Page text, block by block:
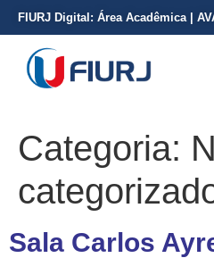
FIURJ Digital: Área Acadêmica
Categoria:
Sala Carlos